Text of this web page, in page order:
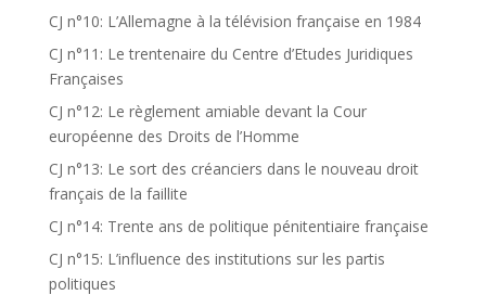
CJ n°10: L’Allemagne à la télévision française en 1984
CJ n°11: Le trentenaire du Centre d’Etudes Juridiques
Françaises
CJ n°12: Le règlement amiable devant la Cour
européenne des Droits de l’Homme
CJ n°13: Le sort des créanciers dans le nouveau droit
français de la faillite
CJ n°14: Trente ans de politique pénitentiaire française
CJ n°15: L’influence des institutions sur les partis
politiques